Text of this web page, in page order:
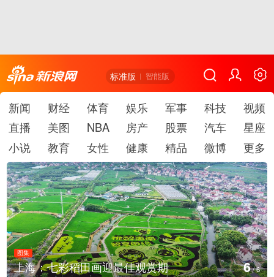
标准版 智能版
新闻 财经 体育 娱乐 军事 科技
视频
直播
美图 NBA 房产 股票 汽车
星座
小说
教育 女性 健康 精品 微博 更多
图集
上海：七彩稻田画迎最佳观赏期 6/6